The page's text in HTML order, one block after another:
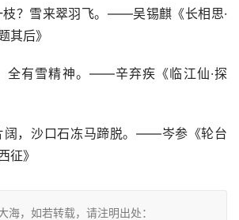
？雪来翠羽飞。——吴锡麒《长相思·
其后》
全有雪精神。——辛弃疾《临江仙·探
阔，沙口石冻马蹄脱。——岑参《轮台
征》
海，如若转载，请注明出处：